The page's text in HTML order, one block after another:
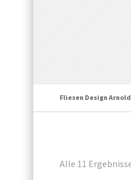
Fliesen Design Arnold
Alle 11